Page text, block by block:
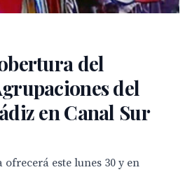
del
del
en Canal Sur
este lunes 30 y en